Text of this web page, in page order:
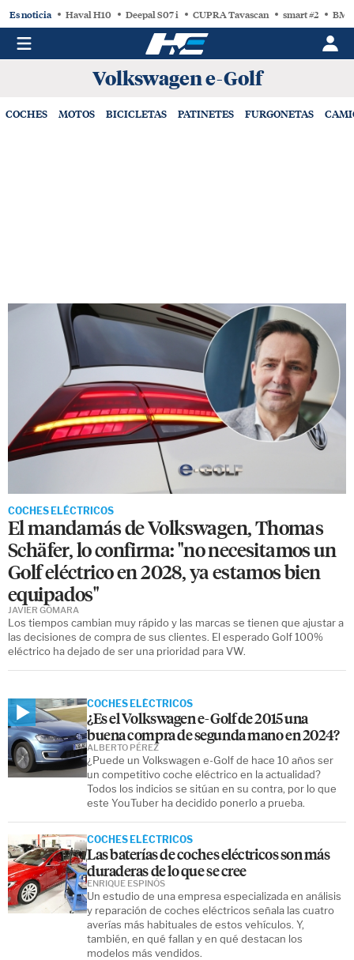
Es noticia Haval H10 Deepal S07 i CUPRA Tavascan smart #2
Volkswagen e-Golf
COCHES MOTOS BICICLETAS PATINETES FURGONETAS
COCHES ELÉCTRICOS
El mandamás de Volkswagen, Thomas
Schäfer, lo confirma: "no necesitamos un
Golf eléctrico en 2028, ya estamos bien
equipados"
Los tiempos cambian muy rápido y las marcas se tienen que ajustar a
las decisiones de compra de sus clientes. El esperado Golf 100%
eléctrico ha dejado de ser una prioridad para VW.
JAVIER GÓMARA
COCHES ELÉCTRICOS
¿Es el Volkswagen e-Golf de 2015 una
buena compra de segunda mano en 2024?
¿Puede un Volkswagen e-Golf de hace 10 años ser
un competitivo coche eléctrico en la actualidad?
Todos los indicios se sitúan en su contra, por lo que
este YouTuber ha decidido ponerlo a prueba.
ALBERTO PÉREZ
COCHES ELÉCTRICOS
Las baterías de coches eléctricos son más
duraderas de lo que se cree
Un estudio de una empresa especializada en análisis
y reparación de coches eléctricos señala las cuatro
averías más habituales de estos vehículos. Y,
también, en qué fallan y en qué destacan los
modelos más vendidos.
ENRIQUE ESPINÓS